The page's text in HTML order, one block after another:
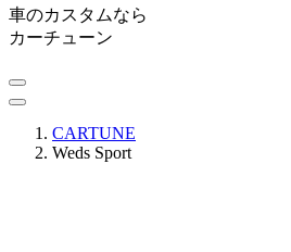
車のカスタムなら
カーチューン
CARTUNE
Weds Sport